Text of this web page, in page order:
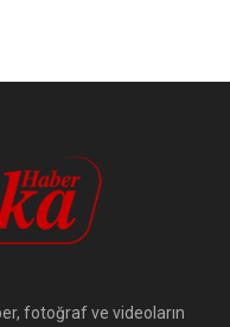
fotoğraf ve videoların